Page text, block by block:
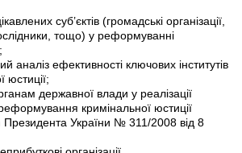
суб’єктів (громадські організації,
тощо) у реформуванні
аналіз ефективності ключових інститутів
юстиції;
державної влади у реалізації
кримінальної юстиції
України № 311/2008 від 8